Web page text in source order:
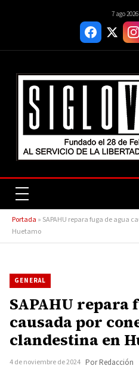
7 ago
Portada » SAPAHU repara fuga de agua
Huetamo
GENERAL
SAPAHU repara
causada por
clandestina en
4 de noviembre de 2024 Por Redacción